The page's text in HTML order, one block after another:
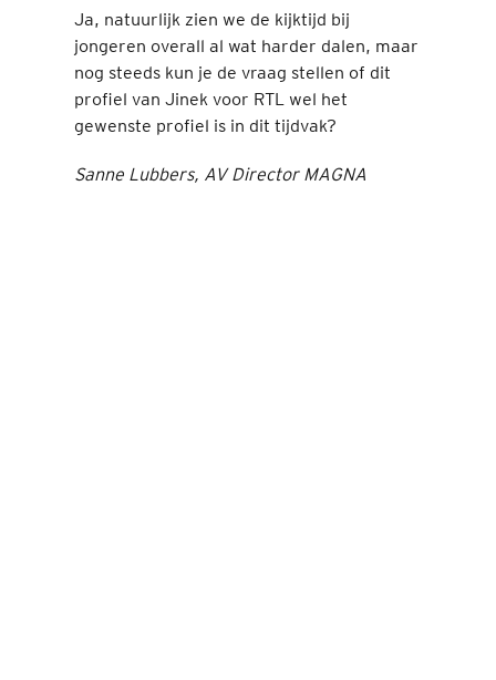
Ja, natuurlijk zien we de kijktijd bij
jongeren overall al wat harder dalen, maar
nog steeds kun je de vraag stellen of dit
profiel van Jinek voor RTL wel het
gewenste profiel is in dit tijdvak?
Sanne Lubbers, AV Director MAGNA